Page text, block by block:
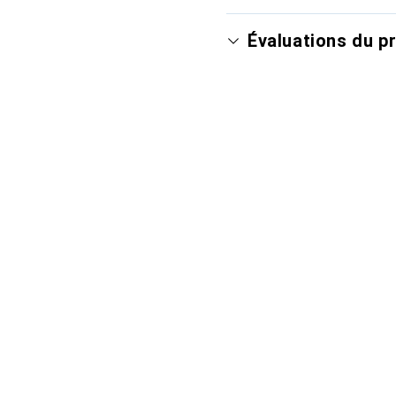
Évaluations du